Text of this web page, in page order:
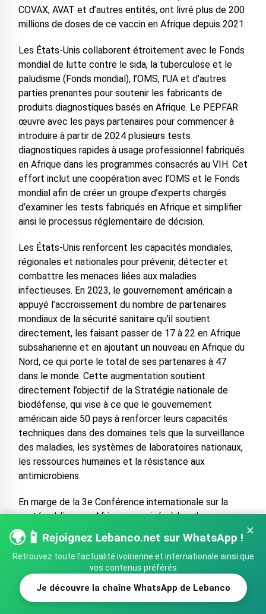
SHARE TWEET
COVAX, AVAT et d’autres entités, ont livré plus de 200
millions de doses de ce vaccin en Afrique depuis 2021.
Les États-Unis collaborent étroitement avec le Fonds
mondial de lutte contre le sida, la tuberculose et le
paludisme (Fonds mondial), l’OMS, l’UA et d’autres
parties prenantes pour soutenir les fabricants de
produits diagnostiques basés en Afrique. Le PEPFAR
œuvre avec les pays partenaires pour commencer à
introduire à partir de 2024 plusieurs tests
diagnostiques rapides à usage professionnel fabriqués
en Afrique dans les programmes consacrés au VIH. Cet
effort inclut une coopération avec l’OMS et le Fonds
mondial afin de créer un groupe d’experts chargés
d’examiner les tests fabriqués en Afrique et simplifier
ainsi le processus réglementaire de décision.
Les États-Unis renforcent les capacités mondiales,
régionales et nationales pour prévenir, détecter et
combattre les menaces liées aux maladies
infectieuses. En 2023, le gouvernement américain a
appuyé l’accroissement du nombre de partenaires
mondiaux de la sécurité sanitaire qu’il soutient
directement, les faisant passer de 17 à 22 en Afrique
subsaharienne et en ajoutant un nouveau en Afrique du
Nord, ce qui porte le total de ses partenaires à 47
dans le monde. Cette augmentation soutient
directement l’objectif de la Stratégie nationale de
biodéfense, qui vise à ce que le gouvernement
américain aide 50 pays à renforcer leurs capacités
techniques dans des domaines tels que la surveillance
des maladies, les systèmes de laboratoires nationaux,
les ressources humaines et la résistance aux
antimicrobiens.
En marge de la 3e Conférence internationale sur la
santé publique en Afrique organisée à Lusaka, en
Zambie, le gouvernement américain et le CDC Afrique
ont annoncé un plan d’action conjoint visant à faire
progresser une vision commune pour renforcer les
systèmes de santé publique et obtenir de meilleurs
résultats de santé en Afrique.
×
🌍📱 Rejoignez Lebanco.net sur WhatsApp !
Retrouvez toute l'actualité ivoirienne et internationale ainsi que
vos contenus préférés
Je découvre la chaîne WhatsApp de Lebanco